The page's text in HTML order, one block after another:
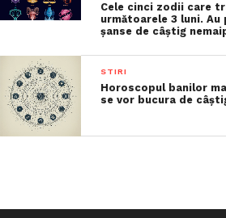
Cele cinci zodii care
următoarele 3 luni.
șanse de câștig
STIRI
Horoscopul banilor
se vor bucura de